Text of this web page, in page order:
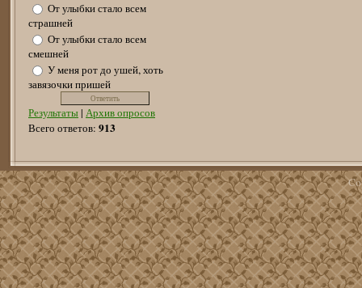
От улыбки стало всем
страшней
От улыбки стало всем
смешней
У меня рот до ушей, хоть
завязочки пришей
Результаты | Архив опросов
Всего ответов: 913